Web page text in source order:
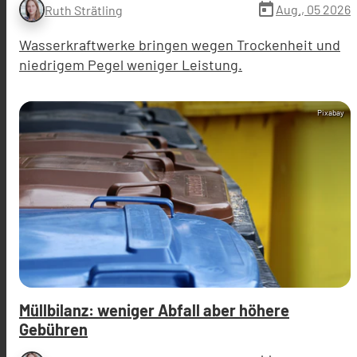
Ruth Strätling today Aug., 05 2026
Wasserkraftwerke bringen wegen Trockenheit und
niedrigem Pegel weniger Leistung.
Pixabay
Müllbilanz: weniger Abfall aber höhere
Gebühren